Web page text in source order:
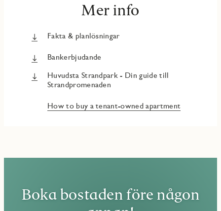
Mer info
Fakta & planlösningar
Bankerbjudande
Huvudsta Strandpark - Din guide till
Strandpromenaden
How to buy a tenant-owned apartment
Boka bostaden före någon